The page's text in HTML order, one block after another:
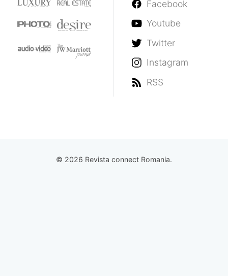
Facebook
Youtube
Twitter
Instagram
RSS
© 2026 Revista connect Romania.